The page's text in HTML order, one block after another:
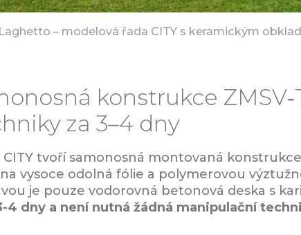
– modelová řada CITY s keramickým
konstrukce
za 3–4 dny
tvoří samonosná montovaná konstrukce
vysoce odolná fólie a polymerovou
je pouze vodorovná betonová deska s
4 dny a není nutná žádná manipulační